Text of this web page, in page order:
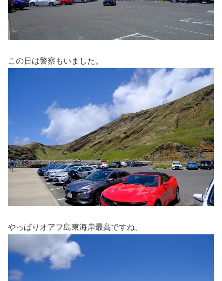
この日は警察もいました。
やっぱりオアフ島東海岸最高ですね。